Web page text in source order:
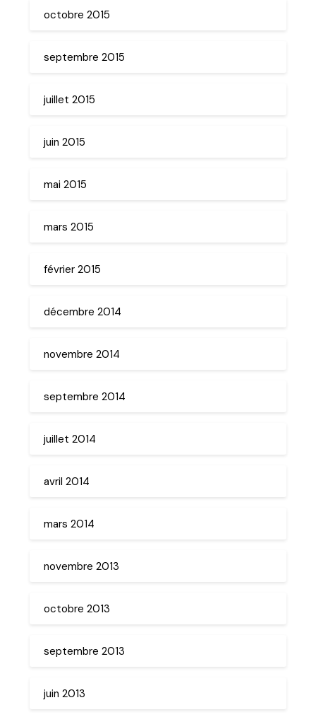
octobre 2015
septembre 2015
juillet 2015
juin 2015
mai 2015
mars 2015
février 2015
décembre 2014
novembre 2014
septembre 2014
juillet 2014
avril 2014
mars 2014
novembre 2013
octobre 2013
septembre 2013
juin 2013